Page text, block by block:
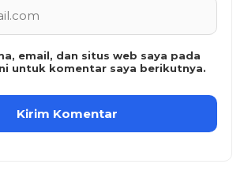
email, dan situs web saya pada
untuk komentar saya berikutnya.